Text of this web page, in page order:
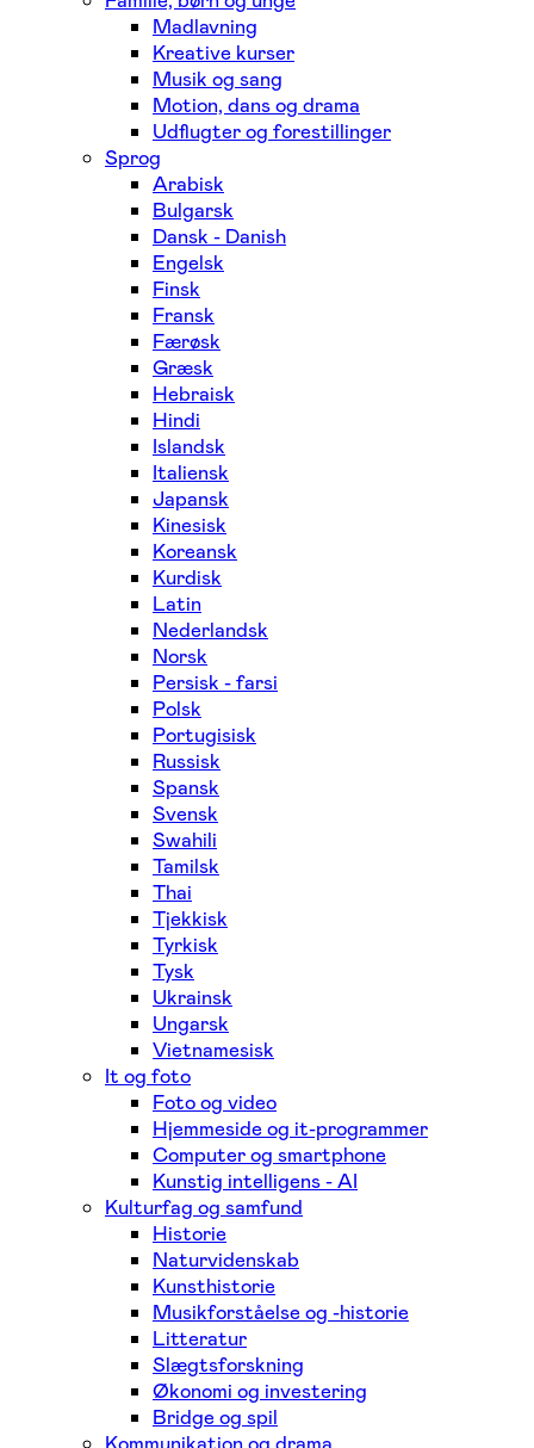
Madlavning
Kreative kurser
Musik og sang
Motion, dans og drama
Udflugter og forestillinger
Sprog
Arabisk
Bulgarsk
Dansk - Danish
Engelsk
Finsk
Fransk
Færøsk
Græsk
Hebraisk
Hindi
Islandsk
Italiensk
Japansk
Kinesisk
Koreansk
Kurdisk
Latin
Nederlandsk
Norsk
Persisk - farsi
Polsk
Portugisisk
Russisk
Spansk
Svensk
Swahili
Tamilsk
Thai
Tjekkisk
Tyrkisk
Tysk
Ukrainsk
Ungarsk
Vietnamesisk
It og foto
Foto og video
Hjemmeside og it-programmer
Computer og smartphone
Kunstig intelligens - AI
Kulturfag og samfund
Historie
Naturvidenskab
Kunsthistorie
Musikforståelse og -historie
Litteratur
Slægtsforskning
Økonomi og investering
Bridge og spil